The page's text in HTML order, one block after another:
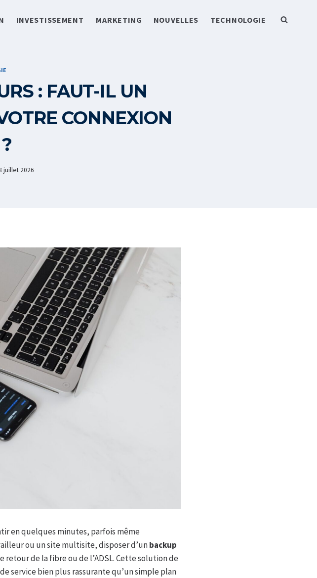
INVESTISSEMENT MARKETING NOUVELLES TECHNOLOGIE
: FAUT-IL UN
CONNEXION
juillet 2026
en quelques minutes, parfois même
ou un site multisite, disposer d’unbackup
retour de la fibre ou de l’ADSL. Cette solution de
service bien plus rassurante qu’un simple plan